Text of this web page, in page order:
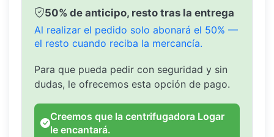
50% de anticipo, resto tras la entrega
Al realizar el pedido solo abonará el 50% —
el resto cuando reciba la mercancía.
Para que pueda pedir con seguridad y sin
dudas, le ofrecemos esta opción de pago.
Creemos que la centrifugadora Logar
le encantará.